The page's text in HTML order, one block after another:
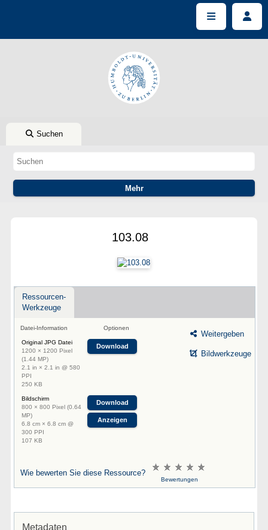
Suchen
103.08
Ressourcen-
Werkzeuge
Datei-Information Optionen
Original JPG Datei
1200 × 1200 Pixel
(1.44 MP)
2.1 in × 2.1 in @ 580
PPI
250 KB
Download
Bildschirm
800 × 800 Pixel (0.64
MP)
6.8 cm × 6.8 cm @
300 PPI
107 KB
Download
Anzeigen
Weitergeben
Bildwerkzeuge
Wie bewerten Sie diese Ressource?
Bewertungen
Metadaten